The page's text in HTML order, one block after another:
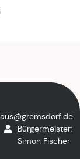
1.
Bürgermeister:
Simon Fischer